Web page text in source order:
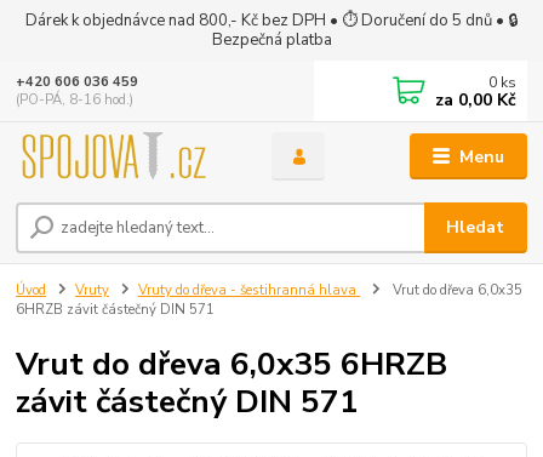
Dárek k objednávce nad 800,- Kč bez DPH • ⏱ Doručení do 5 dnů • 🔒
Bezpečná platba
Menu
Hledat
+420 606 036 459
(PO-PÁ, 8-16 hod.)
0 ks
za 0,00 Kč
Úvod Vruty Vruty do dřeva - šestihranná hlava
Vrut do dřeva 6,0x35
6HRZB závit částečný DIN 571
Vrut do dřeva 6,0x35 6HRZB
závit částečný DIN 571